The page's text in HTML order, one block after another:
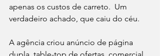
apenas os custos de carreto.  Um
verdadeiro achado, que caiu do céu.
A agência criou anúncio de página
dupla, table-top de ofertas, comercial